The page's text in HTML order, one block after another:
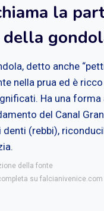
la
detto anche
nella prua ed è
Ha una forma
del Canal
(rebbi),
della fonte
su falcianivenice.com